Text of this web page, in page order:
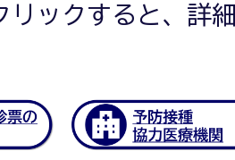
リックすると、詳